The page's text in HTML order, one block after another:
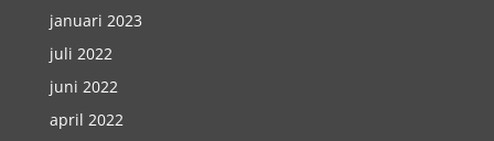
januari 2023
juli 2022
juni 2022
april 2022